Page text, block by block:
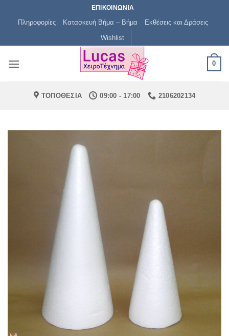
ΕΠΙΚΟΙΝΩΝΙΑ
Πληροφορίες Κατασκευή Βήμα – Βήμα
Εκθέσεις και Δράσεις
Wishlist
0
ΤΟΠΟΘΕΣΙΑ 09:00 - 17:00 2106202134